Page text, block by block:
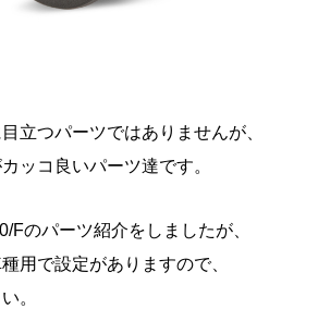
立つパーツではありませんが、
ッコ良いパーツ達です。
Fのパーツ紹介をしましたが、
用で設定がありますので、
。